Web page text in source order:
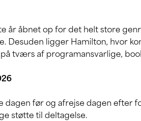
år åbnet op for det helt store
Desuden ligger Hamilton, hvor
tværs af programansvarlige,
dagen før og afrejse dagen efter
støtte til deltagelse.